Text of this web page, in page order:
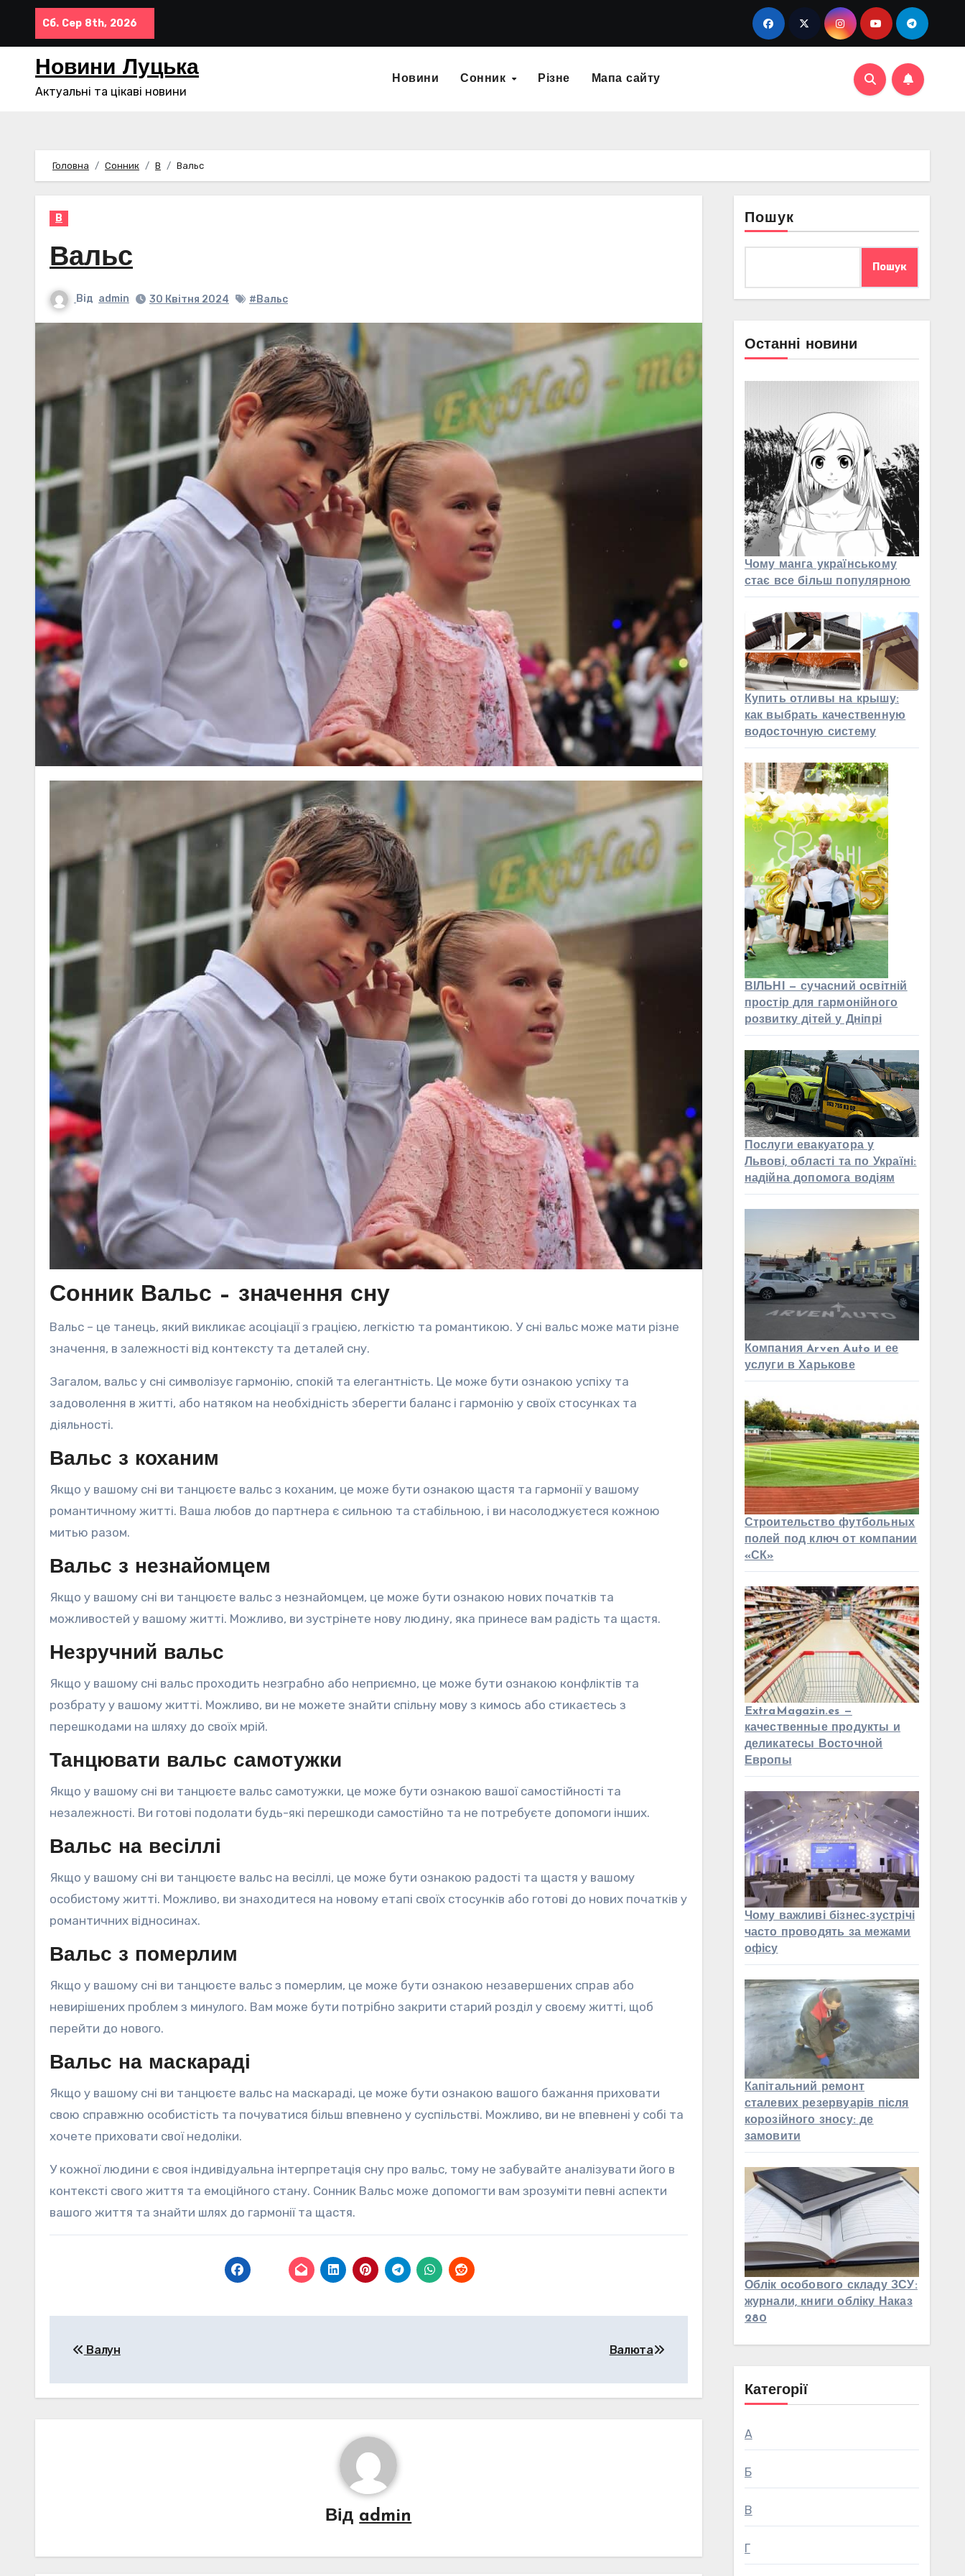
Перейти
контенту
Сб. Сер 8th, 2026
Новини Луцька
Актуальні та цікаві новини
Новини Сонник Різне Мапа сайту
Головна Сонник В Вальс
В
Вальс
Від admin 30 Квітня 2024 #Вальс
Сонник Вальс – значення сну
Вальс – це танець, який викликає асоціації з грацією, легкістю та романтикою. У сні вальс може мати різне
значення, в залежності від контексту та деталей сну.
Загалом, вальс у сні символізує гармонію, спокій та елегантність. Це може бути ознакою успіху та
задоволення в житті, або натяком на необхідність зберегти баланс і гармонію у своїх стосунках та
діяльності.
Вальс з коханим
Якщо у вашому сні ви танцюєте вальс з коханим, це може бути ознакою щастя та гармонії у вашому
романтичному житті. Ваша любов до партнера є сильною та стабільною, і ви насолоджуєтеся кожною
митью разом.
Вальс з незнайомцем
Якщо у вашому сні ви танцюєте вальс з незнайомцем, це може бути ознакою нових початків та
можливостей у вашому житті. Можливо, ви зустрінете нову людину, яка принесе вам радість та щастя.
Незручний вальс
Якщо у вашому сні вальс проходить незграбно або неприємно, це може бути ознакою конфліктів та
розбрату у вашому житті. Можливо, ви не можете знайти спільну мову з кимось або стикаєтесь з
перешкодами на шляху до своїх мрій.
Танцювати вальс самотужки
Якщо у вашому сні ви танцюєте вальс самотужки, це може бути ознакою вашої самостійності та
незалежності. Ви готові подолати будь-які перешкоди самостійно та не потребуєте допомоги інших.
Вальс на весіллі
Якщо у вашому сні ви танцюєте вальс на весіллі, це може бути ознакою радості та щастя у вашому
особистому житті. Можливо, ви знаходитеся на новому етапі своїх стосунків або готові до нових початків у
романтичних відносинах.
Вальс з померлим
Якщо у вашому сні ви танцюєте вальс з померлим, це може бути ознакою незавершених справ або
невирішених проблем з минулого. Вам може бути потрібно закрити старий розділ у своєму житті, щоб
перейти до нового.
Вальс на маскараді
Якщо у вашому сні ви танцюєте вальс на маскараді, це може бути ознакою вашого бажання приховати
свою справжню особистість та почуватися більш впевнено у суспільстві. Можливо, ви не впевнені у собі та
хочете приховати свої недоліки.
У кожної людини є своя індивідуальна інтерпретація сну про вальс, тому не забувайте аналізувати його в
контексті свого життя та емоційного стану. Сонник Вальс може допомогти вам зрозуміти певні аспекти
вашого життя та знайти шлях до гармонії та щастя.
записів
Валун Валюта
Від admin
Пошук
Пошук
Останні новини
Чому манга українському
стає все більш популярною
Купить отливы на крышу:
как выбрать качественную
водосточную систему
ВІЛЬНІ — сучасний освітній
простір для гармонійного
розвитку дітей у Дніпрі
Послуги евакуатора у
Львові, області та по Україні:
надійна допомога водіям
Компания Arven Auto и ее
услуги в Харькове
Строительство футбольных
полей под ключ от компании
«СК»
ExtraMagazin.es —
качественные продукты и
деликатесы Восточной
Европы
Чому важливі бізнес-зустрічі
часто проводять за межами
офісу
Капітальний ремонт
сталевих резервуарів після
корозійного зносу: де
замовити
Облік особового складу ЗСУ:
журнали, книги обліку Наказ
280
Категорії
А
Б
В
Г